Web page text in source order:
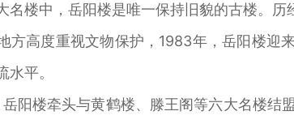
楼中，岳阳楼是唯一保持旧貌的古楼。历
高度重视文物保护，1983年，岳阳楼迎来
水平。
楼牵头与黄鹤楼、滕王阁等六大名楼结盟